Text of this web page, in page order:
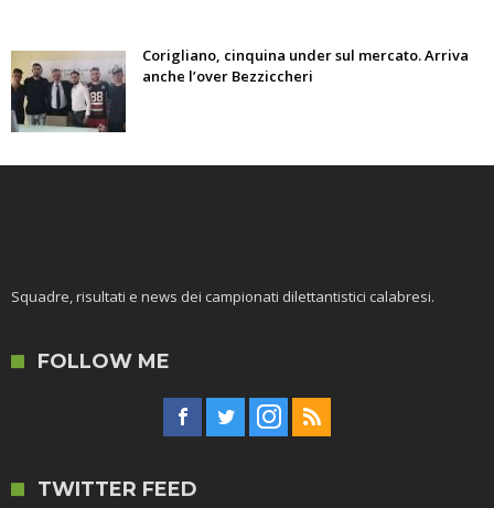
Corigliano, cinquina under sul mercato. Arriva
anche l’over Bezziccheri
Squadre, risultati e news dei campionati dilettantistici calabresi.
FOLLOW ME
TWITTER FEED